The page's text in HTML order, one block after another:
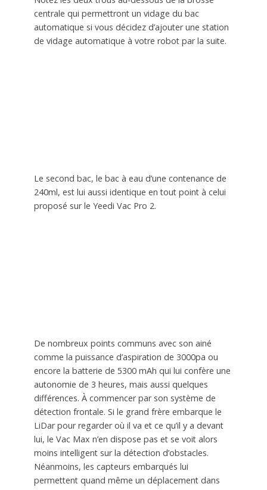
centrale qui permettront un vidage du bac
automatique si vous décidez d’ajouter une station
de vidage automatique à votre robot par la suite.
Le second bac, le bac à eau d’une contenance de
240ml, est lui aussi identique en tout point à celui
proposé sur le Yeedi Vac Pro 2.
De nombreux points communs avec son ainé
comme la puissance d’aspiration de 3000pa ou
encore la batterie de 5300 mAh qui lui confère une
autonomie de 3 heures, mais aussi quelques
différences. À commencer par son système de
détection frontale. Si le grand frère embarque le
LiDar pour regarder où il va et ce qu’il y a devant
lui, le Vac Max n’en dispose pas et se voit alors
moins intelligent sur la détection d’obstacles.
Néanmoins, les capteurs embarqués lui
permettent quand même un déplacement dans